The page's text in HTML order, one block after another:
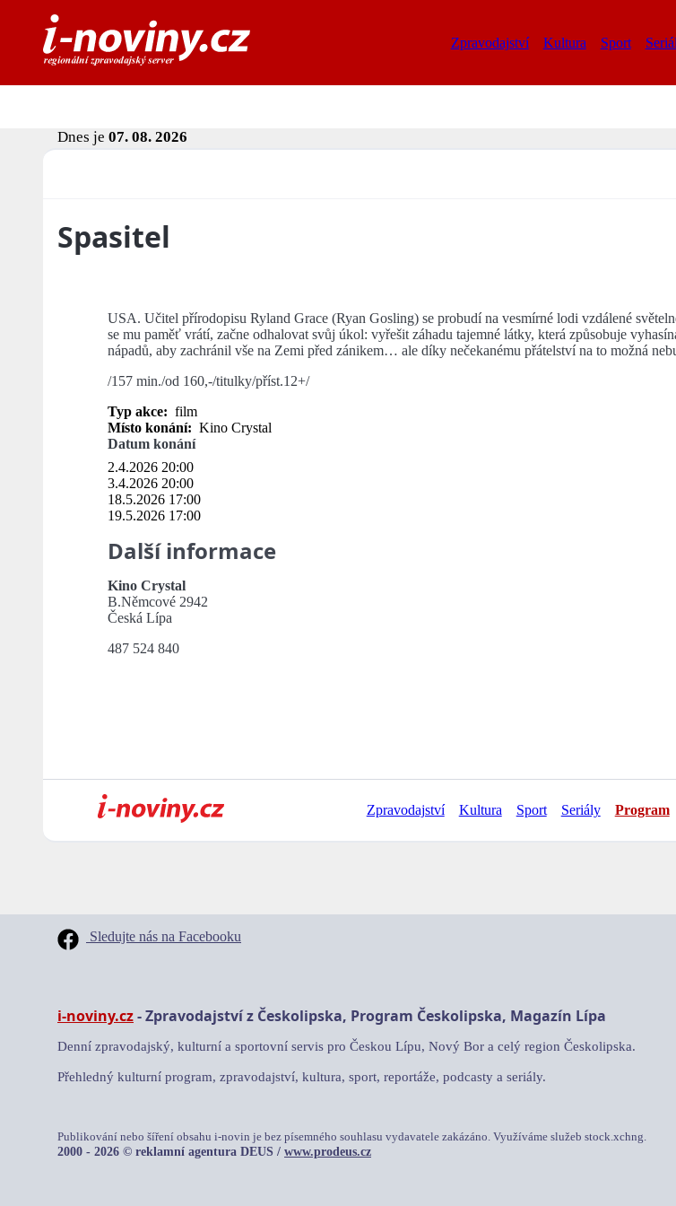
Zpravodajství Kultura Sport
Dnes je 07. 08. 2026
Spasitel
USA. Učitel přírodopisu Ryland Grace (Ryan Gosling) se probudí na vesmírné lodi vzdálené
se mu paměť vrátí, začne odhalovat svůj úkol: vyřešit záhadu tajemné látky, která způsobuje
nápadů, aby zachránil vše na Zemi před zánikem… ale díky nečekanému přátelství na to možná
/157 min./od 160,-/titulky/příst.12+/
Typ akce: film
Místo konání: Kino Crystal
Datum konání
2.4.2026 20:00
3.4.2026 20:00
18.5.2026 17:00
19.5.2026 17:00
Další informace
Kino Crystal
B.Němcové 2942
Česká Lípa
487 524 840
Zpravodajství Kultura Sport Seriály Program
Sledujte nás na Facebooku
i-noviny.cz- Zpravodajství z Českolipska, Program Českolipska, Magazín Lípa
Denní zpravodajský, kulturní a sportovní servis pro Českou Lípu, Nový Bor a celý region Českolipska.
Přehledný kulturní program, zpravodajství, kultura, sport, reportáže, podcasty a seriály.
Publikování nebo šíření obsahu i-novin je bez písemného souhlasu vydavatele zakázáno. Využíváme služeb stock.xchng.
2000 - 2026 © reklamní agentura DEUS / www.prodeus.cz